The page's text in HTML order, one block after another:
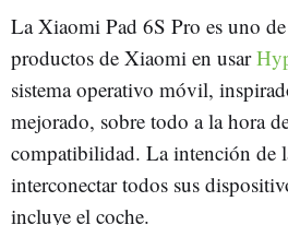
La Xiaomi Pad 6S Pro es uno
productos de Xiaomi en usar
sistema operativo móvil,
mejorado, sobre todo a la hora
compatibilidad. La intención de
interconectar todos sus
incluye el coche.